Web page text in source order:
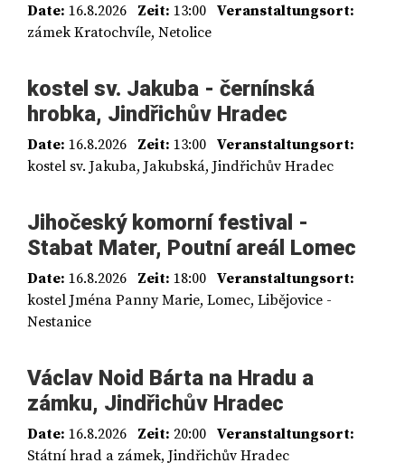
Date: 16.8.2026 Zeit: 13:00 Veranstaltungsort:
zámek Kratochvíle, Netolice
kostel sv. Jakuba - černínská
hrobka, Jindřichův Hradec
Date: 16.8.2026 Zeit: 13:00 Veranstaltungsort:
kostel sv. Jakuba, Jakubská, Jindřichův Hradec
Jihočeský komorní festival -
Stabat Mater, Poutní areál Lomec
Date: 16.8.2026 Zeit: 18:00 Veranstaltungsort:
kostel Jména Panny Marie, Lomec, Libějovice -
Nestanice
Václav Noid Bárta na Hradu a
zámku, Jindřichův Hradec
Date: 16.8.2026 Zeit: 20:00 Veranstaltungsort:
Státní hrad a zámek, Jindřichův Hradec